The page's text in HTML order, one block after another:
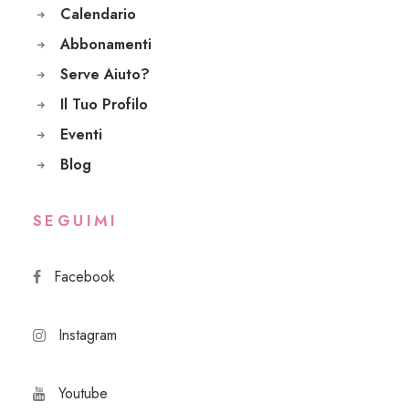
Calendario
Abbonamenti
Serve Aiuto?
Il Tuo Profilo
Eventi
Blog
SEGUIMI
Facebook
Instagram
Youtube